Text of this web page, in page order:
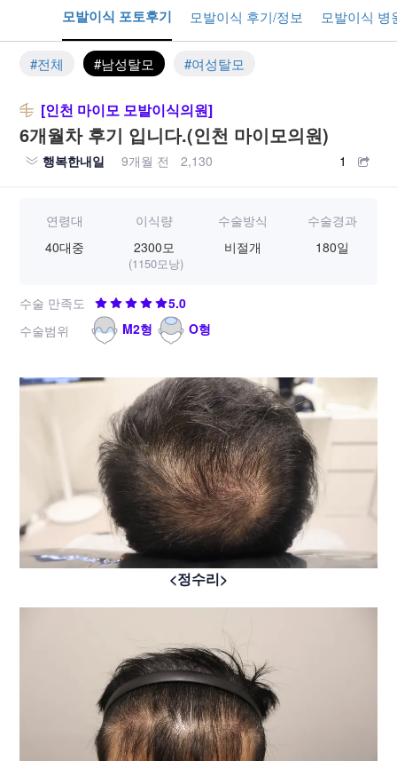
모발이식 포토후기 모발이식 후기/정보 모발이식 병
#전체 #남성탈모 #여성탈모
[인천 마이모 모발이식의원]
6개월차 후기 입니다.(인천 마이모의원)
행복한내일 9개월 전 2,130 1
연령대
40대중
이식량
2300모
(1150모낭)
수술방식
비절개
수술경과
180일
수술 만족도
5.0
수술범위
M2형 O형
<정수리>